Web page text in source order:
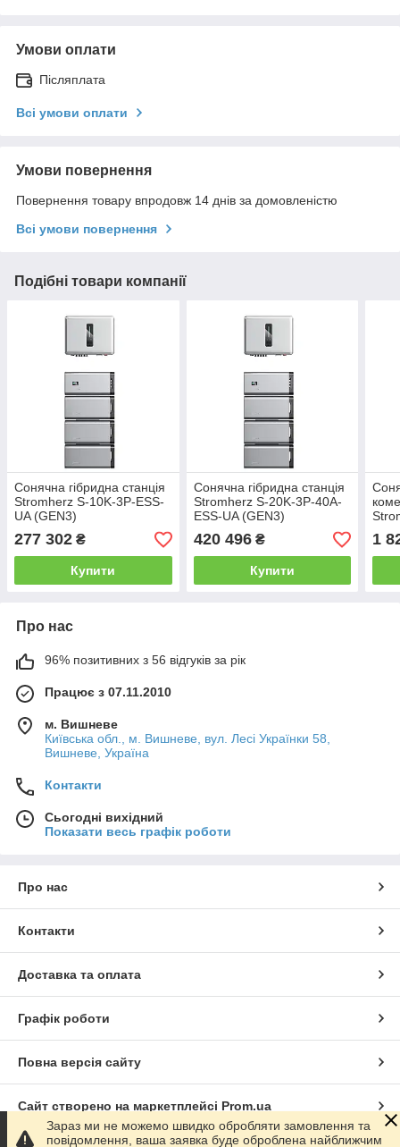
Умови оплати
Післяплата
Всі умови оплати
Умови повернення
Повернення товару впродовж 14 днів за домовленістю
Всі умови повернення
Подібні товари компанії
Сонячна гібридна станція
Stromherz S-10K-3Р-ESS-
UA (GEN3)
277 302 ₴
Купити
Сонячна гібридна станція
Stromherz S-20K-3Р-40А-
ESS-UA (GEN3)
420 496₴
Купити
1
Про нас
96% позитивних з 56 відгуків за рік
Працює з 07.11.2010
м. Вишневе
Київська обл., м. Вишневе, вул. Лесі Українки 58,
Вишневе, Україна
Контакти
Сьогодні вихідний
Показати весь графік роботи
Про нас
Контакти
Доставка та оплата
Графік роботи
Повна версія сайту
Сайт створено на маркетплейсі Prom.ua
Зараз ми не можемо швидко обробляти замовлення та
повідомлення, ваша заявка буде оброблена найближчим